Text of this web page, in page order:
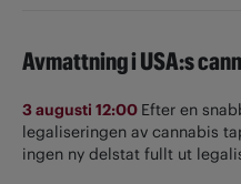
Avmattning i USA:s
3 augusti 12:00 Efter en
legaliseringen av cannabis
ingen ny delstat fullt ut